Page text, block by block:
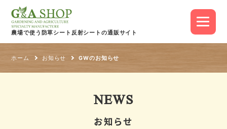
農場で使う防草シート 反射シートの通販サイト
ホーム お知らせ GWのお知らせ
NEWS
お知らせ